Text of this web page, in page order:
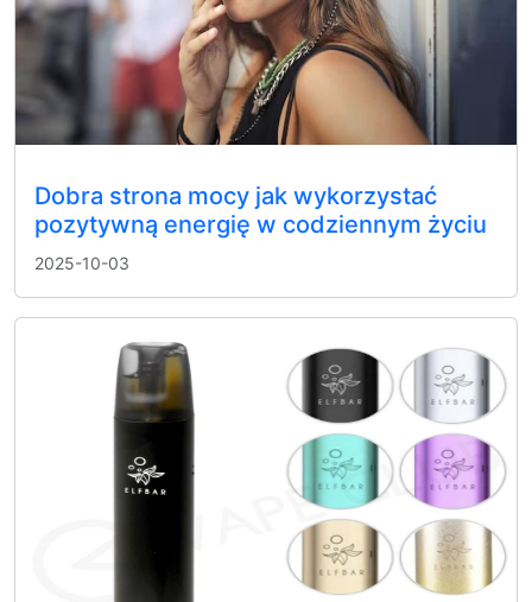
Dobra strona mocy jak wykorzystać
pozytywną energię w codziennym życiu
2025-10-03